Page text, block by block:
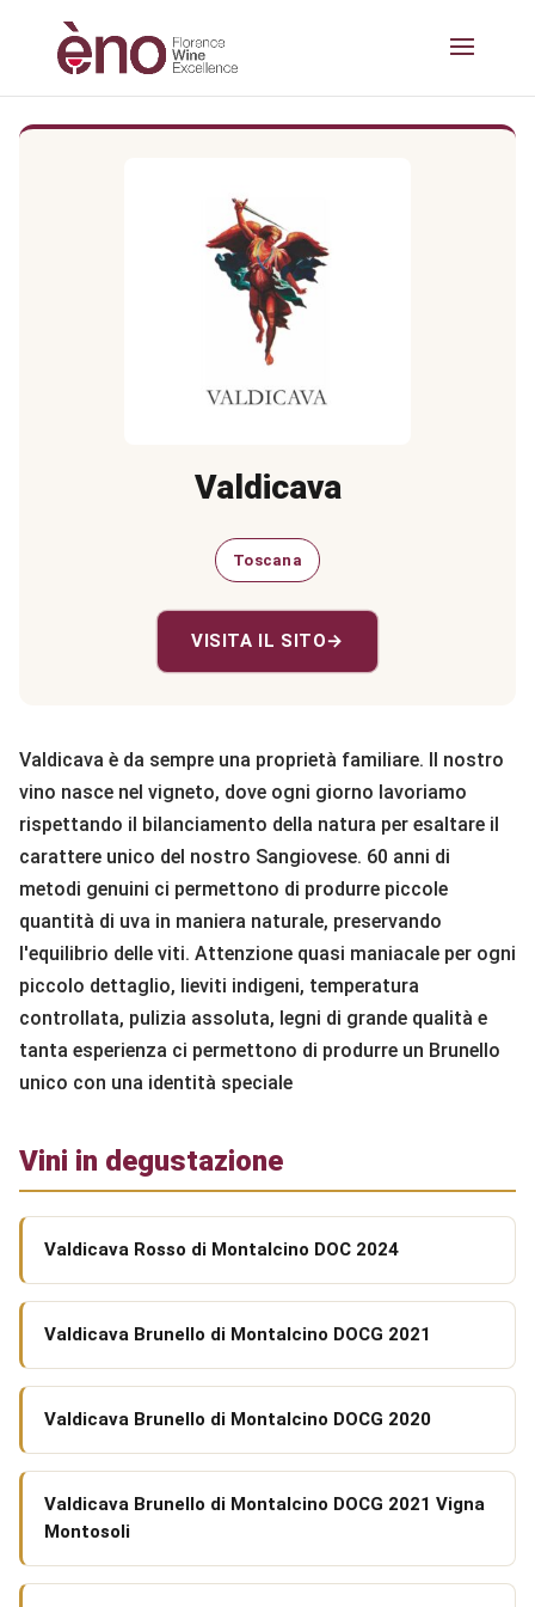
Valdicava
Toscana
VISITA IL SITO→
Valdicava è da sempre una proprietà familiare. Il nostro
vino nasce nel vigneto, dove ogni giorno lavoriamo
rispettando il bilanciamento della natura per esaltare il
carattere unico del nostro Sangiovese. 60 anni di
metodi genuini ci permettono di produrre piccole
quantità di uva in maniera naturale, preservando
l'equilibrio delle viti. Attenzione quasi maniacale per ogni
piccolo dettaglio, lieviti indigeni, temperatura
controllata, pulizia assoluta, legni di grande qualità e
tanta esperienza ci permettono di produrre un Brunello
unico con una identità speciale
Vini in degustazione
Valdicava Rosso di Montalcino DOC 2024
Valdicava Brunello di Montalcino DOCG 2021
Valdicava Brunello di Montalcino DOCG 2020
Valdicava Brunello di Montalcino DOCG 2021 Vigna
Montosoli